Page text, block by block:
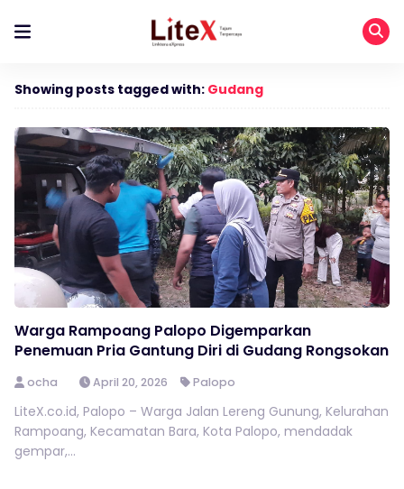
Showing posts tagged with: Gudang
Warga Rampoang Palopo Digemparkan
Penemuan Pria Gantung Diri di Gudang Rongsokan
ocha April 20, 2026 Palopo
LiteX.co.id, Palopo – Warga Jalan Lereng Gunung, Kelurahan
Rampoang, Kecamatan Bara, Kota Palopo, mendadak
gempar,...